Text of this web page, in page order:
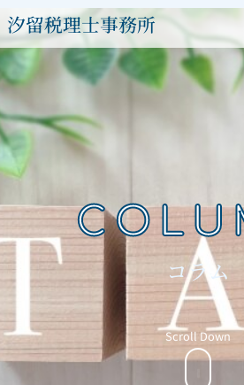
汐留税理士事務所
コラム
Scroll Down